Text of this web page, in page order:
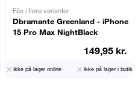
Fås i flere varianter
Dbramante Greenland - iPhone
15 Pro Max NightBlack
149,95 kr.
Ikke på lager online Ikke på lager i butik